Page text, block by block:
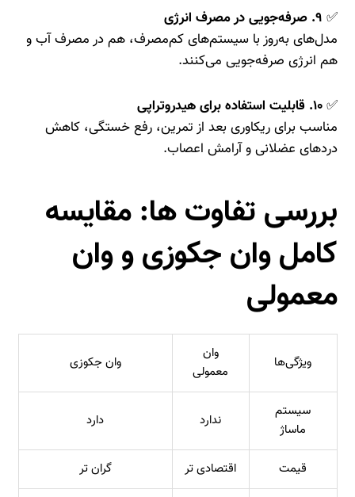
✅ ۹. صرفه‌جویی در مصرف انرژی
مدل‌های به‌روز با سیستم‌های کم‌مصرف، هم در مصرف آب و
هم انرژی صرفه‌جویی می‌کنند.
✅۱۰. قابلیت استفاده برای هیدروتراپی
مناسب برای ریکاوری بعد از تمرین، رفع خستگی، کاهش
دردهای عضلانی و آرامش اعصاب.
بررسی تفاوت‌ ها: مقایسه
کامل وان جکوزی و وان
معمولی
ویژگی‌ها
وان
معمولی
وان جکوزی
سیستم
ماساژ
ندارد دارد
قیمت اقتصادی‌ تر گران تر